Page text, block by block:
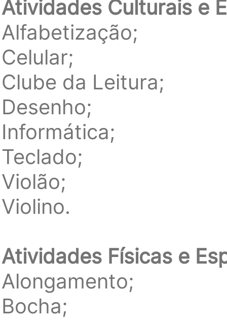
Atividades Culturais e
Alfabetização;
Celular;
Clube da Leitura;
Desenho;
Informática;
Teclado;
Violão;
Violino.
Atividades Físicas e
Alongamento;
Bocha;